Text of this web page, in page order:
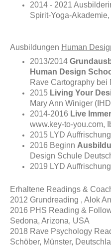
2014 - 2021
Spirit-Yoga-
Ausbildungen Human
2013/2014
Human Design
Rave Cartography
2015 Living Your
Mary Ann Winiger
2014-2016 Live
www.key-to-you.com,
2015 LYD
2016 Beginn
Design Schule
2019 LYD
Erhaltene Readings &
2012 Grundreading , Alok
2016 PHS Reading &
Sedona, Arizona, USA
2018 Rave Psychology
Schöber, Münster,